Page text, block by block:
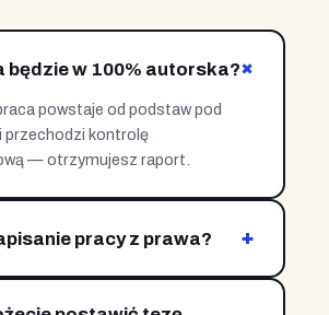
będzie w 100% autorska?+
powstaje od podstaw pod
przechodzi kontrolę
— otrzymujesz raport.
pracy z prawa? +